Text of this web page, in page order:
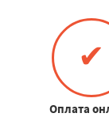
✔
Оплата